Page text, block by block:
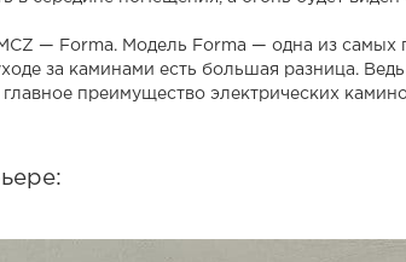
— Forma. Модель Forma — одна из
за каминами есть большая разница.
преимущество электрических